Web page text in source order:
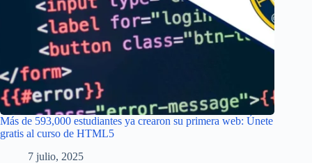
Más de 593,000 estudiantes ya crearon su primera web: Únete
gratis al curso de HTML5
7 julio, 2025